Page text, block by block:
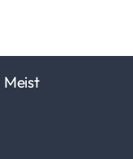
Meist